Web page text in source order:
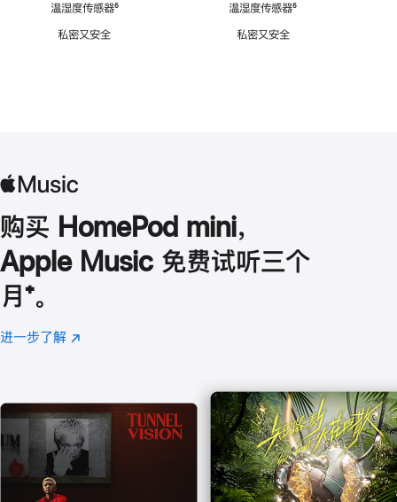
温湿度传感器脚
⁶
私密又安全
温湿度传感器脚
⁶
私密又安全
购买 HomePod mini，
Apple Music 免费试听三个
月 脚
注
⁺。
进一步了解 Apple
(在
口
中
打
开)